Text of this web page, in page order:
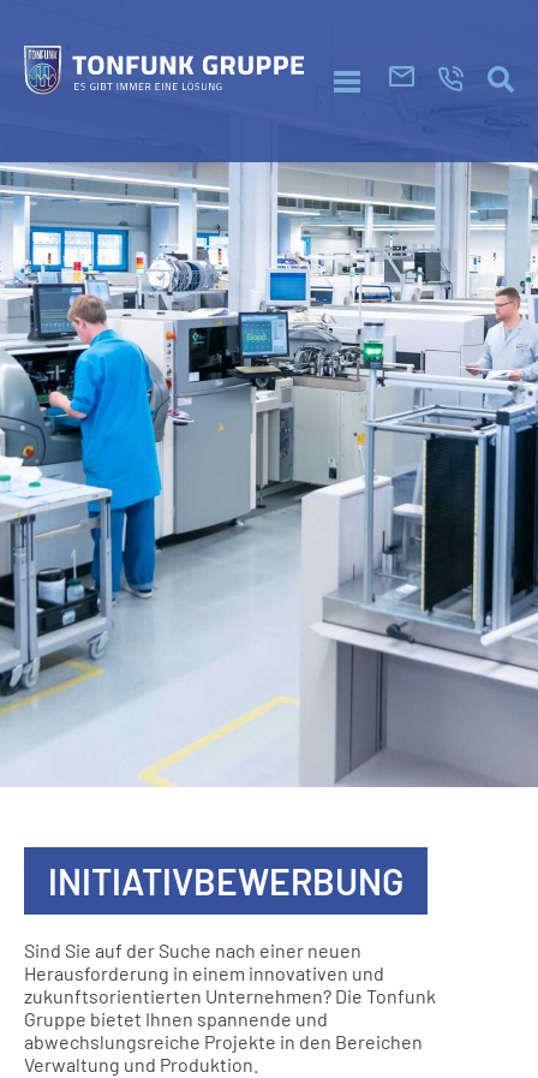
INITIATIVBEWERBUNG
Sind Sie auf der Suche nach einer neuen
Herausforderung in einem innovativen und
zukunftsorientierten Unternehmen? Die Tonfunk
Gruppe bietet Ihnen spannende und
abwechslungsreiche Projekte in den Bereichen
Verwaltung und Produktion.